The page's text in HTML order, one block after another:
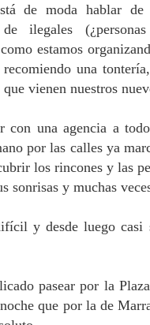
de moda hablar
de ilegales
estamos
una
que vienen nuestros
con una agencia a
por las calles ya
los rincones y las
sonrisas y muchas
y desde luego casi
pasear por la
que por la de